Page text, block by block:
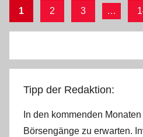
der
1 2 3 …
Tipp der Redaktion:
In den kommenden
Börsengänge zu erwarten.